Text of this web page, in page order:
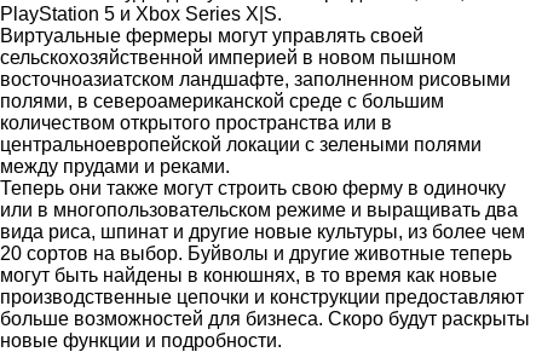
PlayStation 5 и Xbox Series X|S.
Виртуальные фермеры могут управлять своей
сельскохозяйственной империей в новом пышном
восточноазиатском ландшафте, заполненном рисовыми
полями, в североамериканской среде с большим
количеством открытого пространства или в
центральноевропейской локации с зелеными полями
между прудами и реками.
Теперь они также могут строить свою ферму в одиночку
или в многопользовательском режиме и выращивать два
вида риса, шпинат и другие новые культуры, из более чем
20 сортов на выбор. Буйволы и другие животные теперь
могут быть найдены в конюшнях, в то время как новые
производственные цепочки и конструкции предоставляют
больше возможностей для бизнеса. Скоро будут раскрыты
новые функции и подробности.